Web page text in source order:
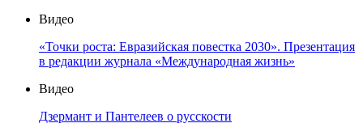
Видео
«Точки роста: Евразийская повестка 2030». Презентация
в редакции журнала «Международная жизнь»
Видео
Дзермант и Пантелеев о русскости